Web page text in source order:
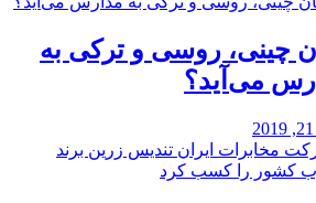
چینی، روسی و ترکی به
می‌آید؟